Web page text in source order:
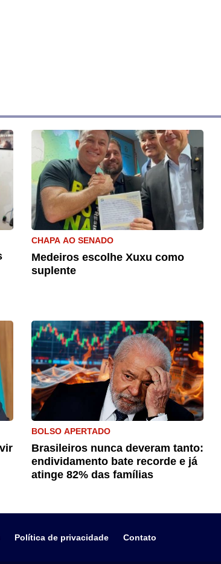
CHAPA AO SENADO
Medeiros escolhe Xuxu como
suplente
BOLSO APERTADO
Brasileiros nunca deveram tanto:
endividamento bate recorde e já
atinge 82% das famílias
Política de privacidade Contato